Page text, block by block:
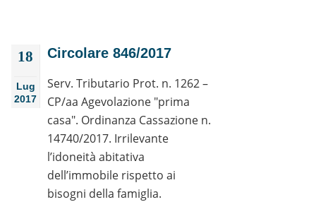
18
Lug
2017
Circolare 846/2017
Serv. Tributario Prot. n. 1262 –
CP/aa Agevolazione "prima
casa". Ordinanza Cassazione n.
14740/2017. Irrilevante
l’idoneità abitativa
dell’immobile rispetto ai
bisogni della famiglia.